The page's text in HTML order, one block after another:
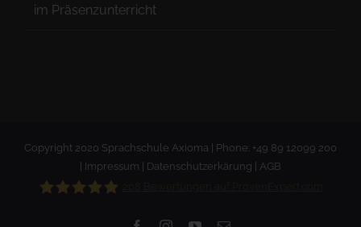
im Präsenzunterricht
Copyright 2020 Sprachschule Axioma | Phone: +49 89 12099 200
Impressum Datenschutzerkärung
AGB